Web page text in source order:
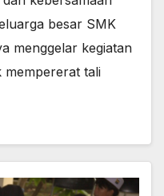
besar SMK
menggelar kegiatan
mempererat tali